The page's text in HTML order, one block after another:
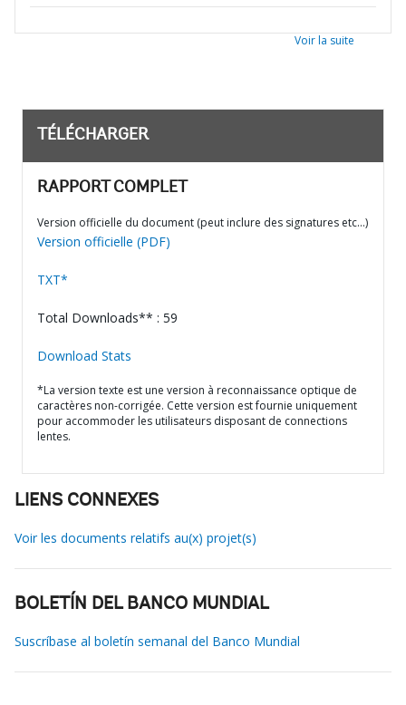
Voir la suite
TÉLÉCHARGER
RAPPORT COMPLET
Version officielle du document (peut inclure des signatures etc…)
Version officielle (PDF)
TXT*
Total Downloads** : 59
Download Stats
*La version texte est une version à reconnaissance optique de
caractères non-corrigée. Cette version est fournie uniquement
pour accommoder les utilisateurs disposant de connections
lentes.
LIENS CONNEXES
Voir les documents relatifs au(x) projet(s)
BOLETÍN DEL BANCO MUNDIAL
Suscríbase al boletín semanal del Banco Mundial